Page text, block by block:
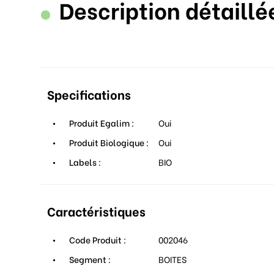
Description
Specifications
Produit Egalim :
Oui
Produit Biologique :
Oui
Labels :
BIO
Caractéristiques
Code Produit :
002046
Segment :
BOITES